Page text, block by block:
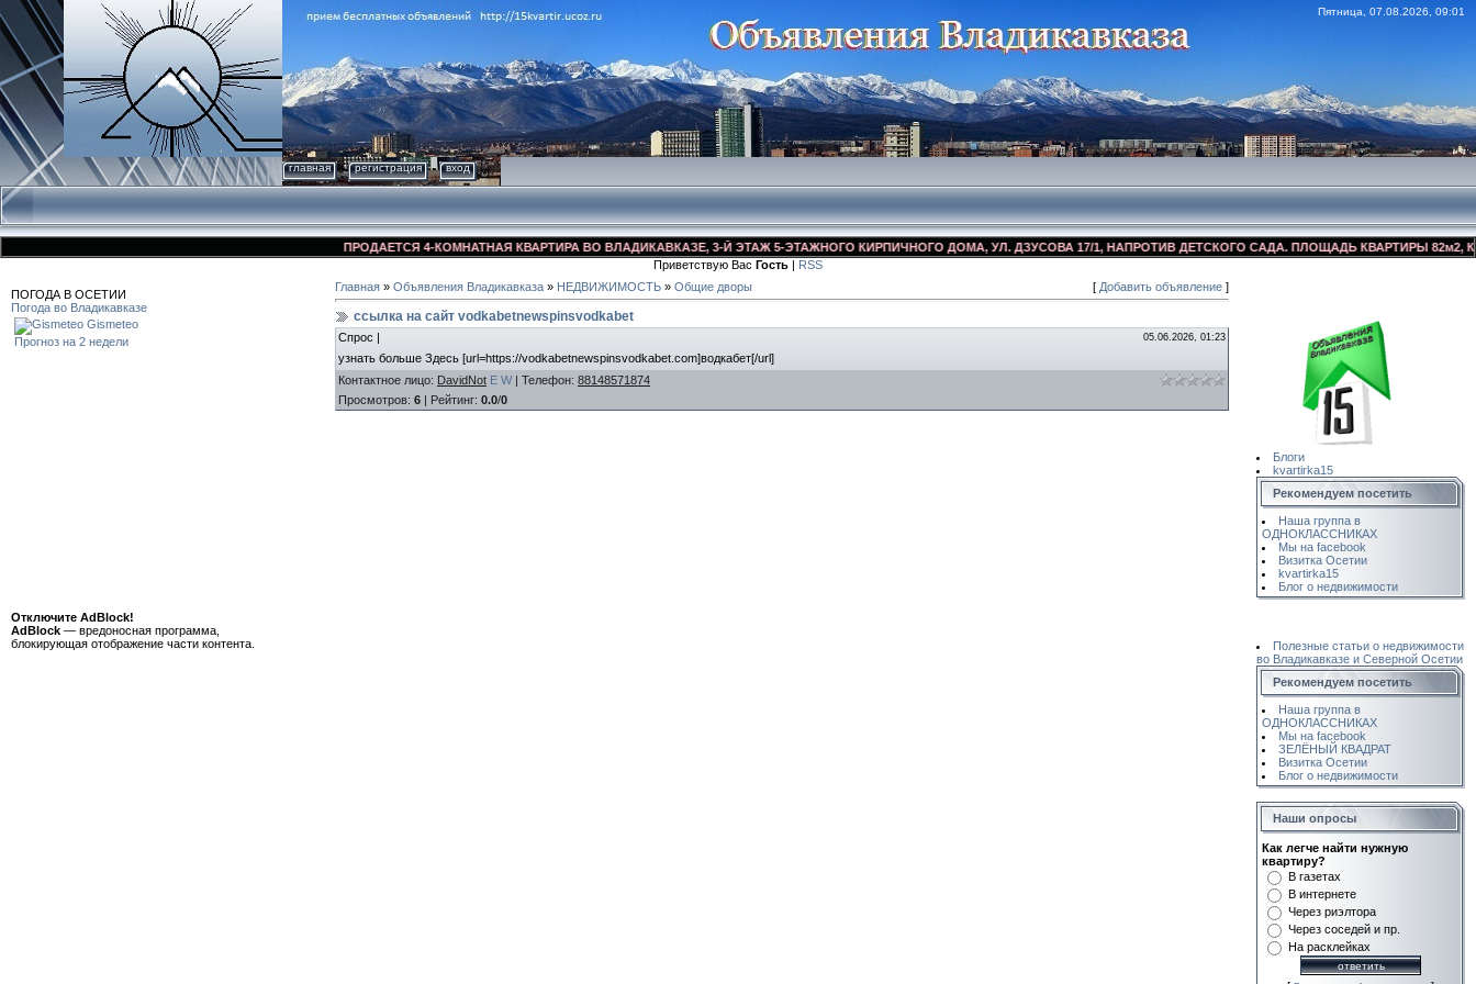
Пятница, 07.08.2026, 09:01
главная регистрация вход
ПРОДАЕТСЯ 4-КОМНАТНАЯ КВАРТИРА ВО ВЛАДИКАВКАЗЕ, 3-Й ЭТАЖ 5-ЭТАЖНОГО КИРПИЧНОГО ДОМА, УЛ. ДЗУСОВА 17/1, НАПРОТИВ ДЕТСКОГО САДА. ПЛОЩАДЬ КВАРТИРЫ 82м2,
Приветствую Вас Гость | RSS
ПОГОДА В ОСЕТИИ
Погода во Владикавказе
Gismeteo
Прогноз на 2 недели
Отключите AdBlock!
AdBlock — вредоносная программа,
блокирующая отображение части контента.
Главная » Объявления Владикавказа » НЕДВИЖИМОСТЬ » Общие дворы [ Добавить объявление ]
ссылка на сайт vodkabetnewspinsvodkabet
Спрос | 05.06.2026, 01:23
узнать больше Здесь [url=https://vodkabetnewspinsvodkabet.com]водкабет[/url]
Контактное лицо: DavidNot E W | Телефон: 88148571874
Просмотров: 6 | Рейтинг: 0.0/0
Блоги
kvartirka15
Рекомендуем посетить
Наша группа в
ОДНОКЛАССНИКАХ
Мы на facebook
Визитка Осетии
kvartirka15
Блог о недвижимости
Полезные статьи о недвижимости
во Владикавказе и Северной Осетии
Рекомендуем посетить
Наша группа в
ОДНОКЛАССНИКАХ
Мы на facebook
ЗЕЛЁНЫЙ КВАДРАТ
Визитка Осетии
Блог о недвижимости
Наши опросы
Как легче найти нужную
квартиру?
В газетах
В интернете
Через риэлтора
Через соседей и пр.
На расклейках